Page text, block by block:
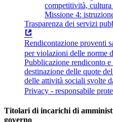
competitività, cultura
Missione 4:
Trasparenza dei servizi
Rendicontazione proventi
per violazioni delle norme
Pubblicazione rendiconto
destinazione delle quote
delle attività sociali svolte
Privacy - responsabile
Titolari di incarichi di
governo